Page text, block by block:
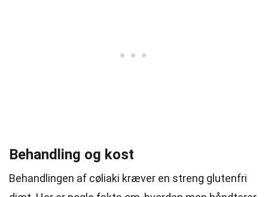
Behandling og kost
Behandlingen af cøliaki kræver en streng glutenfri